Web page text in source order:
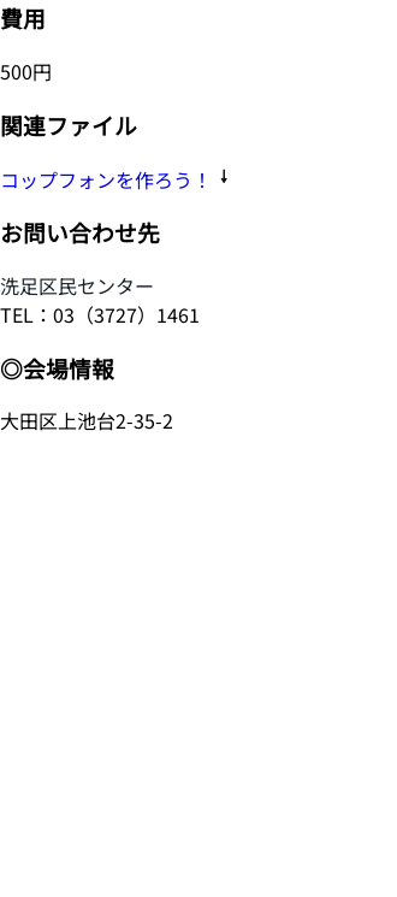
費用
500円
関連ファイル
コップフォンを作ろう！
お問い合わせ先
洗足区民センター
TEL：03（3727）1461
◎会場情報
大田区上池台2-35-2